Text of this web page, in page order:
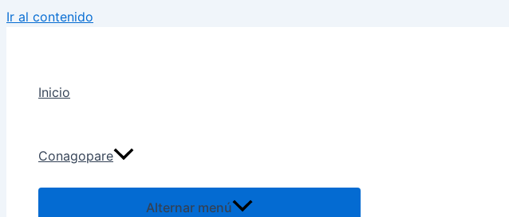
Ir al contenido
Inicio
Conagopare
Alternar menú